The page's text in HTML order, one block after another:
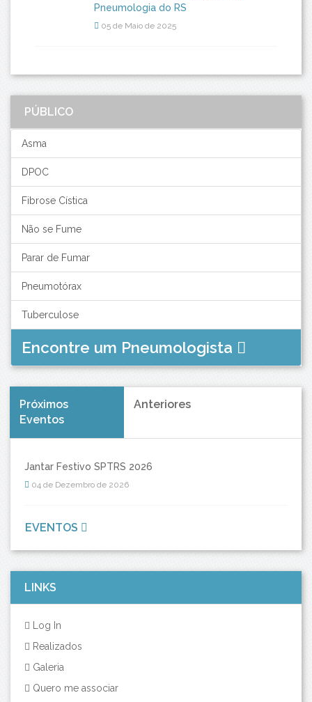
Pneumologia do RS
05 de Maio de 2025
PÚBLICO
Asma
DPOC
Fibrose Cística
Não se Fume
Parar de Fumar
Pneumotórax
Tuberculose
Encontre um Pneumologista
Próximos
Eventos
Anteriores
Jantar Festivo SPTRS 2026
04 de Dezembro de 2026
EVENTOS
LINKS
Log In
Realizados
Galeria
Quero me associar